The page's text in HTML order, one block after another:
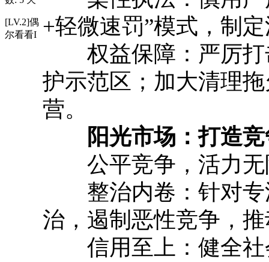
[LV.2]偶
尔看看I
+轻微速罚”模式，制
权益保障：严厉打
护示范区；加大清理
营。
阳光市场：打造竞
公平竞争，活力无
整治内卷：针对专
治，遏制恶性竞争，
信用至上：健全社